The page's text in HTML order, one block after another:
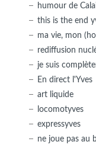
humour de
this is the end
ma vie, mon
rediffusion
je suis
En direct l'Yves
art liquide
locomotyves
expressyves
ne joue pas au